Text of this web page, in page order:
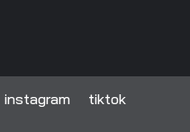
instagram tiktok